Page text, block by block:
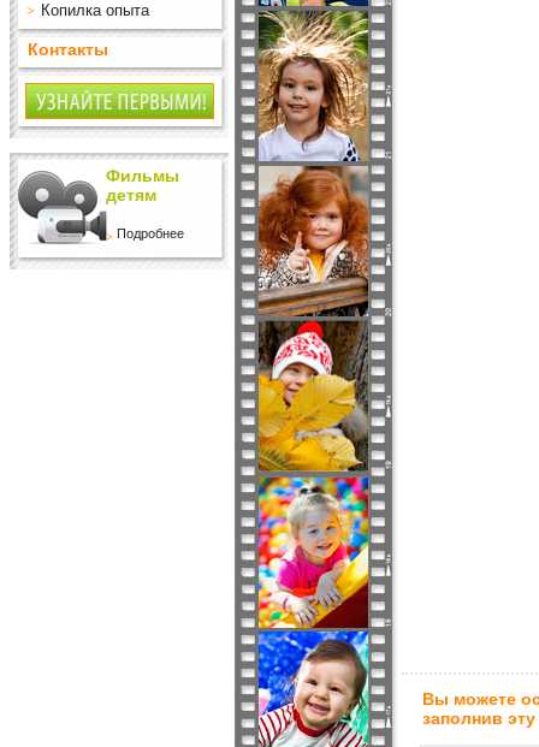
Копилка опыта
Контакты
Фильмы
детям
Подробнее
Вы можете
заполнив